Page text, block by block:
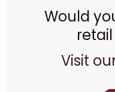
Would
Visit